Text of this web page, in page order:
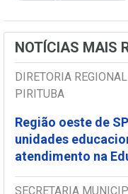
NOTÍCIAS MAIS
DIRETORIA
PIRITUBA
Região oeste de
unidades
atendimento na
SECRETARIA